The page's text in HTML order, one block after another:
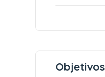
Objetivos